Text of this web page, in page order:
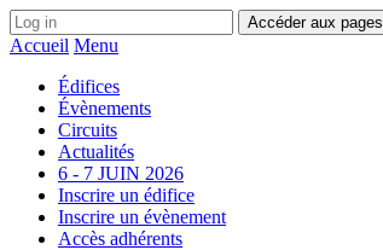
Accéder aux pages
Accueil Menu
Édifices
Évènements
Circuits
Actualités
6 - 7 JUIN 2026
Inscrire un édifice
Inscrire un évènement
Accès adhérents